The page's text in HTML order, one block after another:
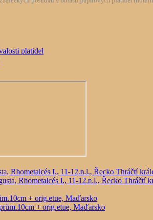
platidel
Rhometalcés I., 11-12.n.l., Řecko Thráčtí
+ orig.etue, Maďarsko